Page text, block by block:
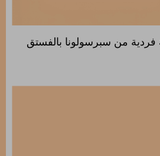
من سبرسولونا بالفستق